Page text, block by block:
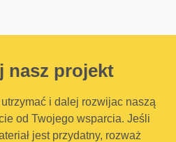
nasz projekt
i dalej rozwijac naszą
od Twojego wsparcia. Jeśli
jest przydatny, rozważ